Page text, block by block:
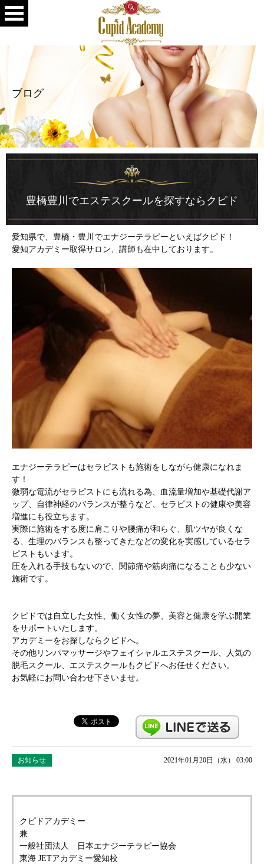
ブログ
豊橋豊川でエステスクールを探すならクピド
愛知県で、豊橋・豊川でエナジーテラピーといえばクピド！
愛知アカデミー取得サロン、講師も在中しております。
エナジーテラピーはセラピストも施術をしながら健康になれま
す！
微弱な電流がセラピストにも流れる為、血流量増加や基礎代謝ア
ップ、自律神経のバランスが整うなど、セラピストの健康や美容
増進にも役立ちます。
実際に施術をする度に肩こりや腰痛が和らぐ、肌ツヤが良くな
る、生理のバランスも整ってきたなどの変化を実感しているセラ
ピストもいます。
圧を入れる手技もないので、関節痛や筋肉痛になることも少ない
施術です。
クピドでは自立した女性、働く女性の夢、美容と健康を学ぶ開業
をサポートいたします。
アカデミーをお探しならクピドへ。
その他リンパマッサージやフェイシャルエステスクール、人気の
脱毛スクール、エステスクールもクピドへお任せください。
お気軽にお問い合わせ下さいませ。
お知らせ 2021年01月20日（水） 03:00
クピドアカデミー
兼
一般社団法人 日本エナジーテラピー協会
東海 JETアカデミー愛知校